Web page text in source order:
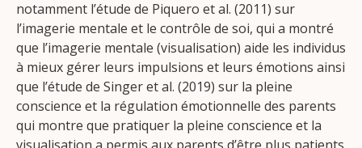
notamment l’étude de Piquero et al. (2011) sur
l’imagerie mentale et le contrôle de soi, qui a montré
que l’imagerie mentale (visualisation) aide les individus
à mieux gérer leurs impulsions et leurs émotions ainsi
que l’étude de Singer et al. (2019) sur la pleine
conscience et la régulation émotionnelle des parents
qui montre que pratiquer la pleine conscience et la